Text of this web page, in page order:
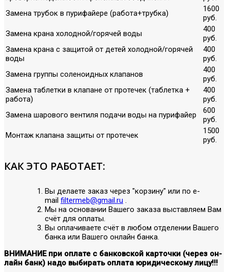
Замена трубок в пурифайере (работа+трубка)
1600
руб.
Замена крана холодной/горячей воды
400
руб.
Замена крана с защитой от детей холодной/горячей
воды
400
руб.
Замена группы соленоидных клапанов
400
руб.
Замена таблетки в клапане от протечек (таблетка +
работа)
400
руб.
Замена шарового вентиля подачи воды на пурифайер
600
руб.
Монтаж клапана защиты от протечек
1500
руб.
КАК ЭТО РАБОТАЕТ:
Вы делаете заказ через "корзину" или по е-
mail filtermeb@gmail.ru .
Мы на основании Вашего заказа выставляем Вам
счёт для оплаты.
Вы оплачиваете счёт в любом отделении Вашего
банка или Вашего онлайн банка.
ВНИМАНИЕ при оплате с банковской карточки (через он-
лайн банк) надо выбирать оплата юридическому лицу!!!